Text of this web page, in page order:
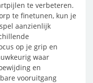
te verbeteren.
te finetunen, kun je
aanzienlijk
op je grip en
waar
en
vooruitgang